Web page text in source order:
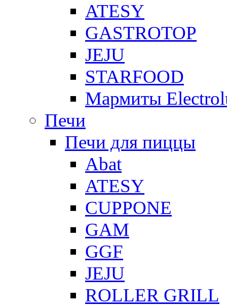
ATESY
GASTROTOP
JEJU
STARFOOD
Мармиты
Печи
Печи для пиццы
Abat
ATESY
CUPPONE
GAM
GGF
JEJU
ROLLER GRILL